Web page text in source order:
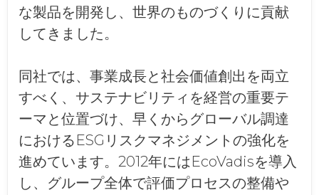
な製品を開発し、世界のものづくりに貢献
してきました。
同社では、事業成長と社会価値創出を両立
すべく、サステナビリティを経営の重要テ
ーマと位置づけ、早くからグローバル調達
におけるESGリスクマネジメントの強化を
進めています。2012年にはEcoVadisを導入
し、グループ全体で評価プロセスの整備や